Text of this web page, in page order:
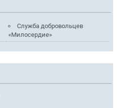
Служба добровольцев
«Милосердие»